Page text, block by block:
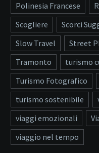
Polinesia Francese
Scogliere
Scorci
Slow Travel
Street
Tramonto
turismo
Turismo Fotografico
turismo sostenibile
viaggi emozionali
viaggio nel tempo